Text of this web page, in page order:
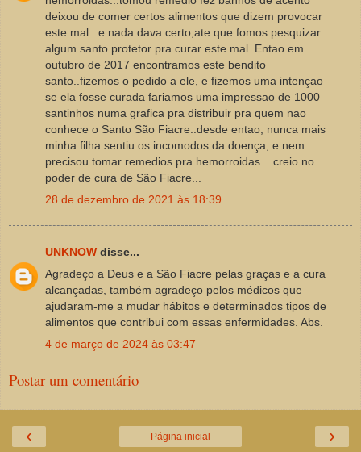
deixou de comer certos alimentos que dizem provocar
este mal...e nada dava certo,ate que fomos pesquizar
algum santo protetor pra curar este mal. Entao em
outubro de 2017 encontramos este bendito
santo..fizemos o pedido a ele, e fizemos uma intençao
se ela fosse curada fariamos uma impressao de 1000
santinhos numa grafica pra distribuir pra quem nao
conhece o Santo São Fiacre..desde entao, nunca mais
minha filha sentiu os incomodos da doença, e nem
precisou tomar remedios pra hemorroidas... creio no
poder de cura de São Fiacre...
28 de dezembro de 2021 às 18:39
UNKNOW disse...
Agradeço a Deus e a São Fiacre pelas graças e a cura
alcançadas, também agradeço pelos médicos que
ajudaram-me a mudar hábitos e determinados tipos de
alimentos que contribui com essas enfermidades. Abs.
4 de março de 2024 às 03:47
Postar um comentário
‹ ›
Página inicial